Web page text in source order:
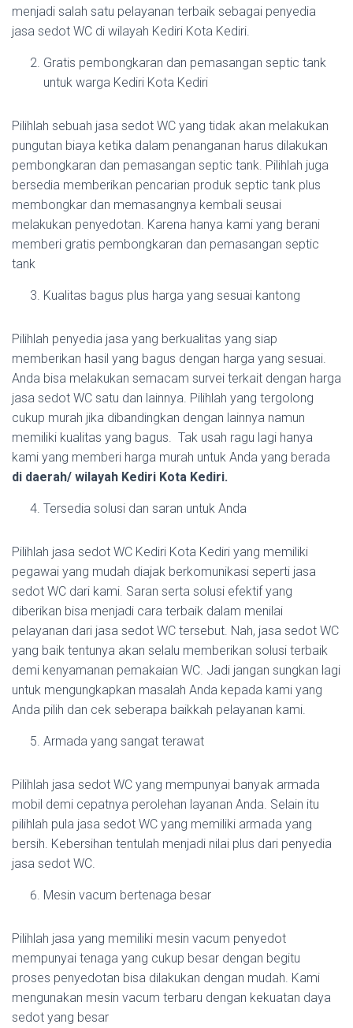
menjadi salah satu pelayanan terbaik sebagai penyedia
jasa sedot WC di wilayah Kediri Kota Kediri.
Gratis pembongkaran dan pemasangan septic tank
untuk warga Kediri Kota Kediri
Pilihlah sebuah jasa sedot WC yang tidak akan melakukan
pungutan biaya ketika dalam penanganan harus dilakukan
pembongkaran dan pemasangan septic tank. Pilihlah juga
bersedia memberikan pencarian produk septic tank plus
membongkar dan memasangnya kembali seusai
melakukan penyedotan. Karena hanya kami yang berani
memberi gratis pembongkaran dan pemasangan septic
tank
Kualitas bagus plus harga yang sesuai kantong
Pilihlah penyedia jasa yang berkualitas yang siap
memberikan hasil yang bagus dengan harga yang sesuai.
Anda bisa melakukan semacam survei terkait dengan harga
jasa sedot WC satu dan lainnya. Pilihlah yang tergolong
cukup murah jika dibandingkan dengan lainnya namun
memiliki kualitas yang bagus. Tak usah ragu lagi hanya
kami yang memberi harga murah untuk Anda yang berada
di daerah/ wilayah Kediri Kota Kediri.
Tersedia solusi dan saran untuk Anda
Pilihlah jasa sedot WC Kediri Kota Kediri yang memiliki
pegawai yang mudah diajak berkomunikasi seperti jasa
sedot WC dari kami. Saran serta solusi efektif yang
diberikan bisa menjadi cara terbaik dalam menilai
pelayanan dari jasa sedot WC tersebut. Nah, jasa sedot WC
yang baik tentunya akan selalu memberikan solusi terbaik
demi kenyamanan pemakaian WC. Jadi jangan sungkan lagi
untuk mengungkapkan masalah Anda kepada kami yang
Anda pilih dan cek seberapa baikkah pelayanan kami.
Armada yang sangat terawat
Pilihlah jasa sedot WC yang mempunyai banyak armada
mobil demi cepatnya perolehan layanan Anda. Selain itu
pilihlah pula jasa sedot WC yang memiliki armada yang
bersih. Kebersihan tentulah menjadi nilai plus dari penyedia
jasa sedot WC.
Mesin vacum bertenaga besar
Pilihlah jasa yang memiliki mesin vacum penyedot
mempunyai tenaga yang cukup besar dengan begitu
proses penyedotan bisa dilakukan dengan mudah. Kami
mengunakan mesin vacum terbaru dengan kekuatan daya
sedot yang besar